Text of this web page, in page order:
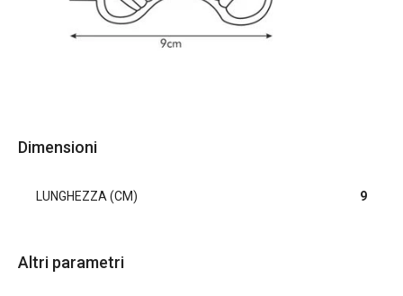
Dimensioni
LUNGHEZZA (CM) 9
Altri parametri